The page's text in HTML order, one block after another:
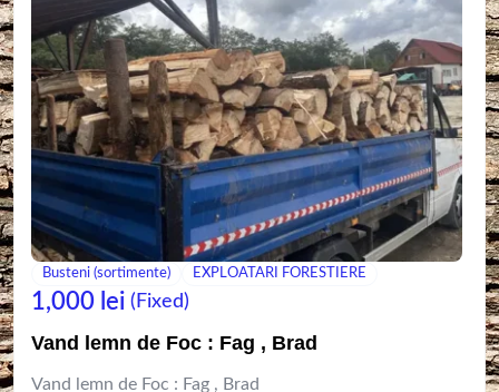
Busteni (sortimente) EXPLOATARI FORESTIERE
1,000 lei (Fixed)
Vand lemn de Foc : Fag , Brad
Vand lemn de Foc : Fag , Brad